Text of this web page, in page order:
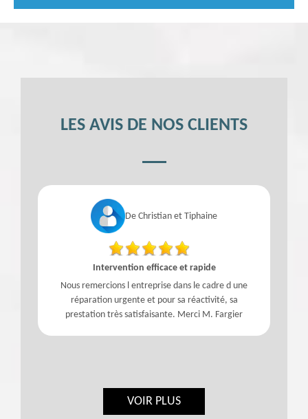
LES AVIS DE NOS CLIENTS
De Christian et Tiphaine
Intervention efficace et rapide
Nous remercions l entreprise dans le cadre d une
réparation urgente et pour sa réactivité, sa
prestation très satisfaisante. Merci M. Fargier
VOIR PLUS